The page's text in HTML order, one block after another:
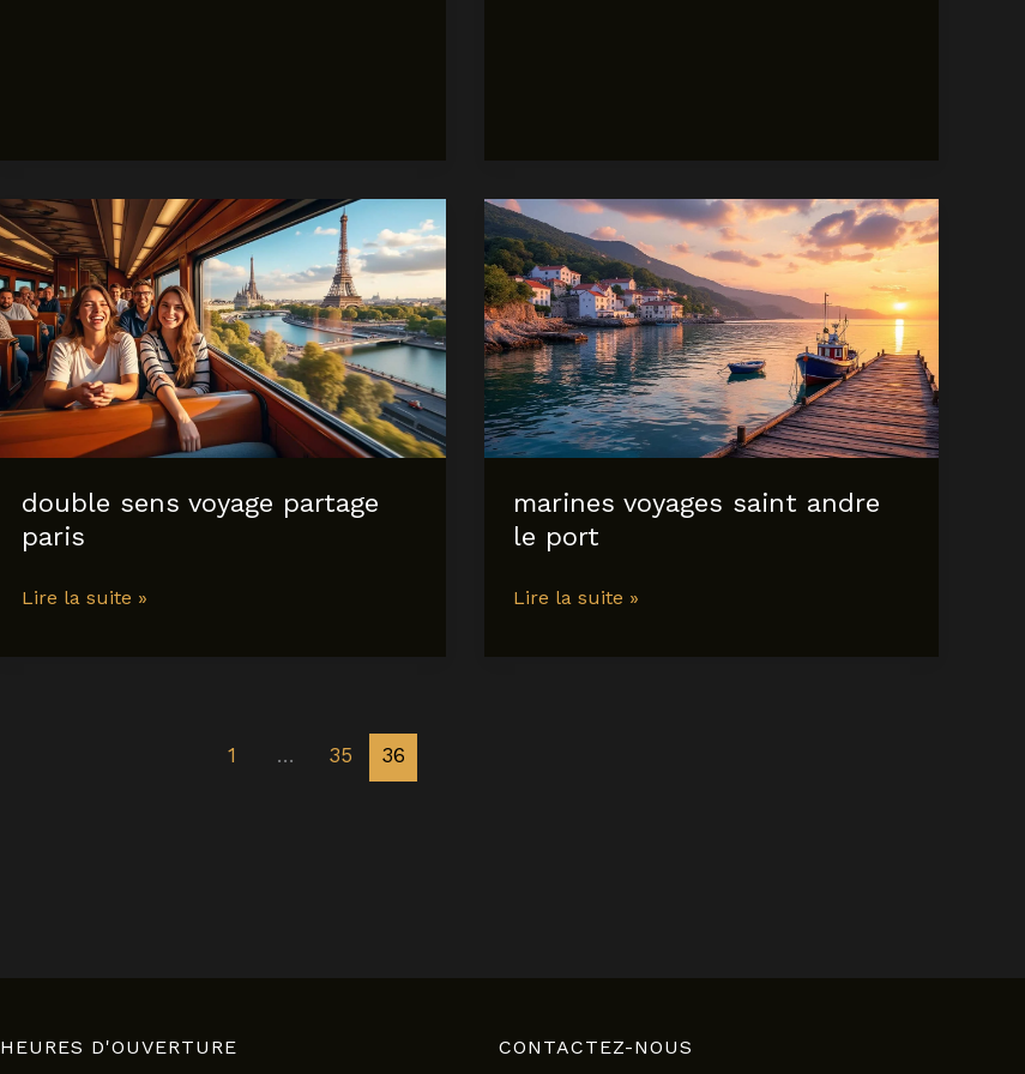
double sens voyage partage
paris
double
Lire la suite »
marines voyages saint andre
le port
marines
Lire la suite »
1 … 35 36
HEURES D'OUVERTURE CONTACTEZ-NOUS